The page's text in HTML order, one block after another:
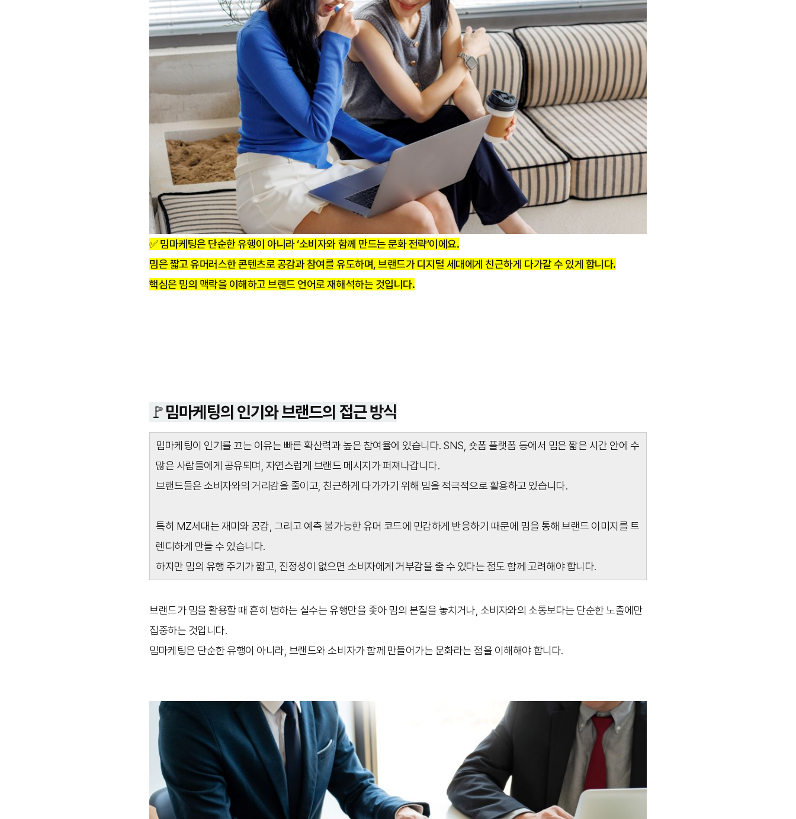
✅밈마케팅은 단순한 유행이 아니라 ‘소비자와 함께 만드는 문화 전략’이에요.
밈은 짧고 유머러스한 콘텐츠로 공감과 참여를 유도하며, 브랜드가 디지털 세대에게 친근하게 다가갈 수 있게 합니다.
핵심은 밈의 맥락을 이해하고 브랜드 언어로 재해석하는 것입니다.
🚩밈마케팅의 인기와 브랜드의 접근 방식
밈마케팅이 인기를 끄는 이유는 빠른 확산력과 높은 참여율에 있습니다. SNS, 숏폼 플랫폼 등에서 밈은 짧은 시간 안에 수
많은 사람들에게 공유되며, 자연스럽게 브랜드 메시지가 퍼져나갑니다.
브랜드들은 소비자와의 거리감을 줄이고, 친근하게 다가가기 위해 밈을 적극적으로 활용하고 있습니다.
특히 MZ세대는 재미와 공감, 그리고 예측 불가능한 유머 코드에 민감하게 반응하기 때문에 밈을 통해 브랜드 이미지를 트
렌디하게 만들 수 있습니다.
하지만 밈의 유행 주기가 짧고, 진정성이 없으면 소비자에게 거부감을 줄 수 있다는 점도 함께 고려해야 합니다.
브랜드가 밈을 활용할 때 흔히 범하는 실수는 유행만을 좇아 밈의 본질을 놓치거나, 소비자와의 소통보다는 단순한 노출에만
집중하는 것입니다.
밈마케팅은 단순한 유행이 아니라, 브랜드와 소비자가 함께 만들어가는 문화라는 점을 이해해야 합니다.